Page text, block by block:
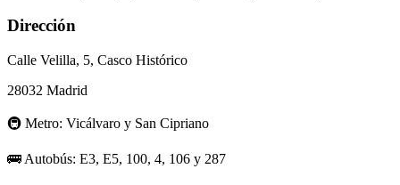
Dirección
Calle Velilla, 5, Casco Histórico
28032 Madrid
🚇 Metro: Vicálvaro y San Cipriano
🚌 Autobús: E3, E5, 100, 4, 106 y 287